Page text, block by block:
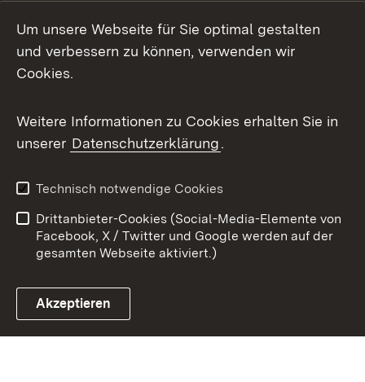
X / Twitter
Youtube
Link zum Landesportal
Kontakt
Datenschutz
Barrierefreiheit
Impressum
Cookies
Um unsere Webseite für Sie optimal gestalten
und verbessern zu können, verwenden wir
Cookies.
Weitere Informationen zu Cookies erhalten Sie in
unserer Datenschutzerklärung.
Technisch notwendige Cookies
Drittanbieter-Cookies (Social-Media-Elemente von
Facebook, X / Twitter und Google werden auf der
gesamten Webseite aktiviert.)
Akzeptieren